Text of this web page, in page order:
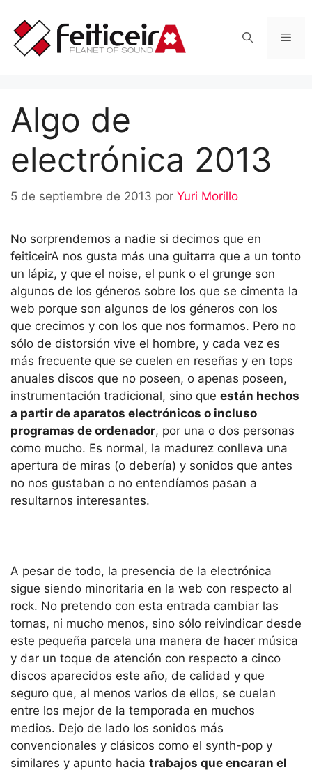
contenido
Algo de
electrónica 2013
5 de septiembre de 2013 por Yuri Morillo
No sorprendemos a nadie si decimos que en
feiticeirA nos gusta más una guitarra que a un tonto
un lápiz, y que el noise, el punk o el grunge son
algunos de los géneros sobre los que se cimenta la
web porque son algunos de los géneros con los
que crecimos y con los que nos formamos. Pero no
sólo de distorsión vive el hombre, y cada vez es
más frecuente que se cuelen en reseñas y en tops
anuales discos que no poseen, o apenas poseen,
instrumentación tradicional, sino que están hechos
a partir de aparatos electrónicos o incluso
programas de ordenador, por una o dos personas
como mucho. Es normal, la madurez conlleva una
apertura de miras (o debería) y sonidos que antes
no nos gustaban o no entendíamos pasan a
resultarnos interesantes.
A pesar de todo, la presencia de la electrónica
sigue siendo minoritaria en la web con respecto al
rock. No pretendo con esta entrada cambiar las
tornas, ni mucho menos, sino sólo reivindicar desde
este pequeña parcela una manera de hacer música
y dar un toque de atención con respecto a cinco
discos aparecidos este año, de calidad y que
seguro que, al menos varios de ellos, se cuelan
entre los mejor de la temporada en muchos
medios. Dejo de lado los sonidos más
convencionales y clásicos como el synth-pop y
similares y apunto hacia trabajos que encaran el